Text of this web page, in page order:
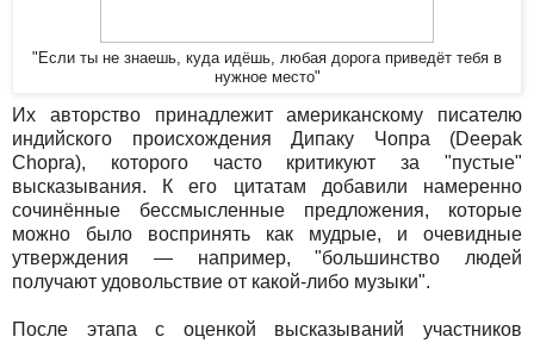
"Если ты не знаешь, куда идёшь, любая дорога приведёт тебя в
нужное место"
Их авторство принадлежит американскому писателю
индийского происхождения Дипаку Чопра (Deepak
Chopra), которого часто критикуют за "пустые"
высказывания. К его цитатам добавили намеренно
сочинённые бессмысленные предложения, которые
можно было воспринять как мудрые, и очевидные
утверждения — например, "большинство людей
получают удовольствие от какой-либо музыки".
После этапа с оценкой высказываний участников